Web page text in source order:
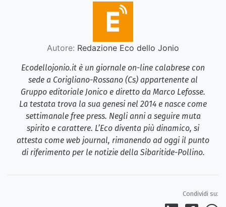
Autore: Redazione Eco dello Jonio
Ecodellojonio.it è un giornale on-line calabrese con
sede a Corigliano-Rossano (Cs) appartenente al
Gruppo editoriale Jonico e diretto da Marco Lefosse.
La testata trova la sua genesi nel 2014 e nasce come
settimanale free press. Negli anni a seguire muta
spirito e carattere. L’Eco diventa più dinamico, si
attesta come web journal, rimanendo ad oggi il punto
di riferimento per le notizie della Sibaritide-Pollino.
Condividi su: